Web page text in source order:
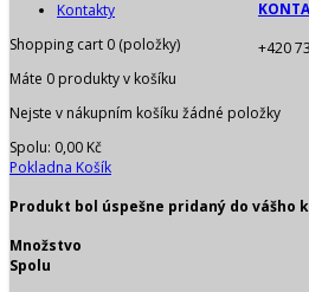
+420
Kontakty
Shopping cart 0 (položky)
Máte 0 produkty v košíku
Nejste v nákupním košíku žádné položky
Spolu: 0,00 Kč
Pokladna Košík
Produkt bol úspešne pridaný do vášho
Množstvo
Spolu